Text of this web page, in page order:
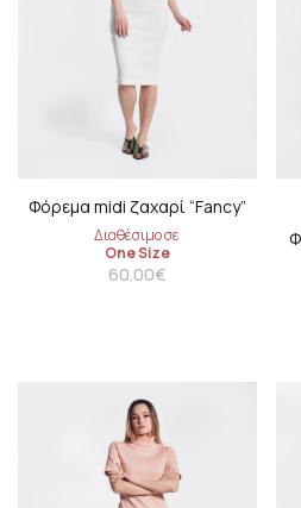
Φόρεμα midi ζαχαρί “Fancy”
Διαθέσιμο σε
One Size
60.00€